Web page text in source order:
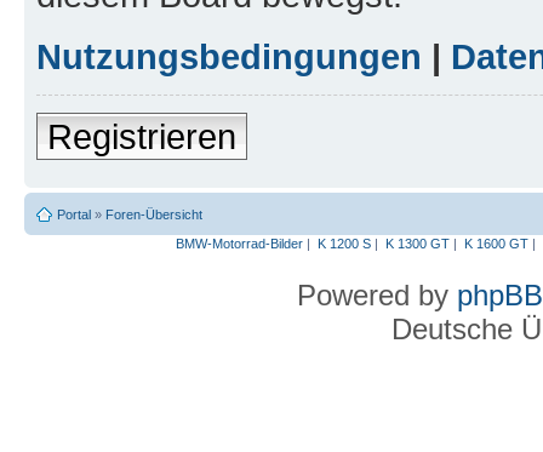
Nutzungsbedingungen |
Registrieren
Portal » Foren-Übersicht
BMW-Motorrad-Bilder| K 1200 S| K 1300 GT| K 1600 GT|
Powered by phpBB
Deutsche